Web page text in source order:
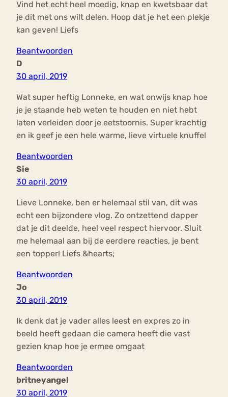
Vind het echt heel moedig, knap en kwetsbaar dat
je dit met ons wilt delen. Hoop dat je het een plekje
kan geven! Liefs
Beantwoorden
D
30 april, 2019
Wat super heftig Lonneke, en wat onwijs knap hoe
je je staande heb weten te houden en niet hebt
laten verleiden door je eetstoornis. Super krachtig
en ik geef je een hele warme, lieve virtuele knuffel
Beantwoorden
Sie
30 april, 2019
Lieve Lonneke, ben er helemaal stil van, dit was
echt een bijzondere vlog. Zo ontzettend dapper
dat je dit deelde, heel veel respect hiervoor. Sluit
me helemaal aan bij de eerdere reacties, je bent
een topper! Liefs &hearts;
Beantwoorden
Jo
30 april, 2019
Ik denk dat je vader alles leest en expres zo in
beeld heeft gedaan die camera heeft die vast
gezien knap hoe je ermee omgaat
Beantwoorden
britneyangel
30 april, 2019